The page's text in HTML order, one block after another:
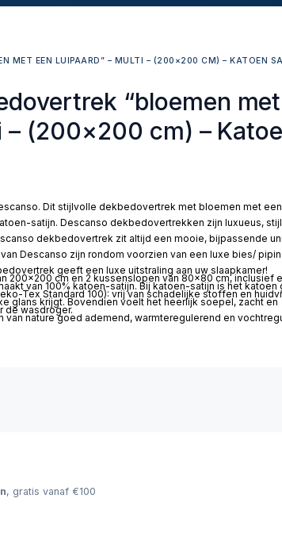
MET EEN LUIPAARD” – MULTI – (200×200 CM) – KATOEN
“bloemen
– (200×200 cm) –
Dit stijlvolle dekbedovertrek met bloemen met een
satijn. Descanso dekbedovertrekken zijn luxueus,
dekbedovertrek zit altijd een mooie, bijpassende
Descanso zijn rondom voorzien van een luxe bies/
geeft een luxe uitstraling aan uw slaapkamer!
van 100% katoen-satijn. Bij katoen-satijn is het katoen
glans krijgt. Bovendien voelt het heerlijk soepel, zacht en
nature goed ademend, warmteregulerend en
200×200 cm en 2 kussenslopen van 80×80 cm, inclusief
Tex Standard 100): vrij van schadelijke stoffen en
de wasdroger.
, gratis vanaf €100